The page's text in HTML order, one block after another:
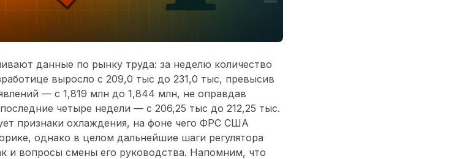
данные по рынку труда: за неделю количество
выросло с 209,0 тыс до 231,0 тыс, превысив
— с 1,819 млн до 1,844 млн, не оправдав
четыре недели — с 206,25 тыс до 212,25 тыс.
признаки охлаждения, на фоне чего ФРС США
однако в целом дальнейшие шаги регулятора
и вопросы смены его руководства. Напомним, что